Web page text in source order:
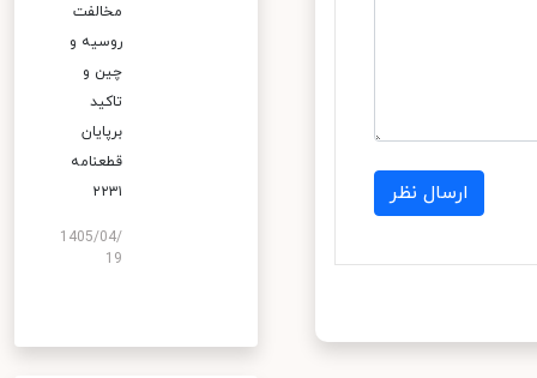
ارسال نظر
مخالفت
روسیه و
چین و
تاکید
برپایان
قطعنامه
۲۲۳۱
1405/04/
19